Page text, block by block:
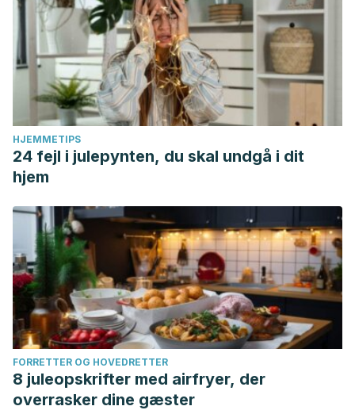
(2): 163-171.
Pellegrino D. Antioxidants and Cardiovascular Risk
Factors.Diseases. 2016;4(1):11. Published 2016 Feb 17.
doi:10.3390/diseases4010011
HJEMMETIPS
24 fejl i julepynten, du skal undgå i dit
hjem
FORRETTER OG HOVEDRETTER
8 juleopskrifter med airfryer, der
overrasker dine gæster